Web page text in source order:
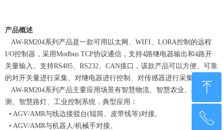
产品概述
AW-RM204系列产品是一款可用以太网、WIFI、LORA控制的远程
I/O控制器，采用Modbus TCP协议通信，支持4路继电器输出和4路开
关量输入。支持RS485、RS232、CAN接口，该款产品可以方便、可靠
的对开关量进行采集、对继电器进行控制、对传感器进行采集。
AW-RM204系列产品主要应用场景有智慧物流、智慧农业、环境监
测、智慧路灯、工业控制系统，典型应用：
• AGV/AMR与线边接驳台(辊筒、皮带线等)对接。
• AGV/AMR与机器人/机械手对接。
ꁸ
回到顶部
ꂅ